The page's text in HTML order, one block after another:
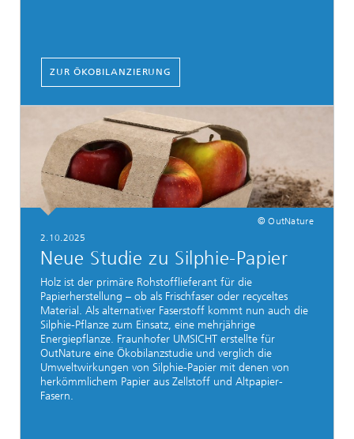
ZUR ÖKOBILANZIERUNG
© OutNature
2.10.2025
Neue Studie zu Silphie-Papier
Holz ist der primäre Rohstofflieferant für die
Papierherstellung – ob als Frischfaser oder recyceltes
Material. Als alternativer Faserstoff kommt nun auch die
Silphie-Pflanze zum Einsatz, eine mehrjährige
Energiepflanze. Fraunhofer UMSICHT erstellte für
OutNature eine Ökobilanzstudie und verglich die
Umweltwirkungen von Silphie-Papier mit denen von
herkömmlichem Papier aus Zellstoff und Altpapier-
Fasern.